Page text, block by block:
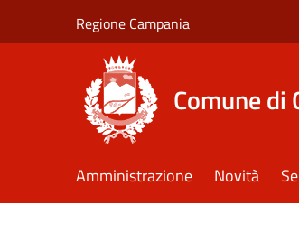
Regione Campania
Comune di
Amministrazione Novità